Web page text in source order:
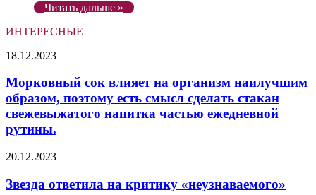
Читать дальше »
ИНТЕРЕСНЫЕ
Морковный
влияет
на
организм
наилучшим
образом,
есть
сделать
18.12.2023
Морковный сок влияет на организм наилучшим
образом, поэтому есть смысл сделать стакан
свежевыжатого напитка частью ежедневной
рутины.
Звезда
на
20.12.2023
Звезда ответила на критику «неузнаваемого»